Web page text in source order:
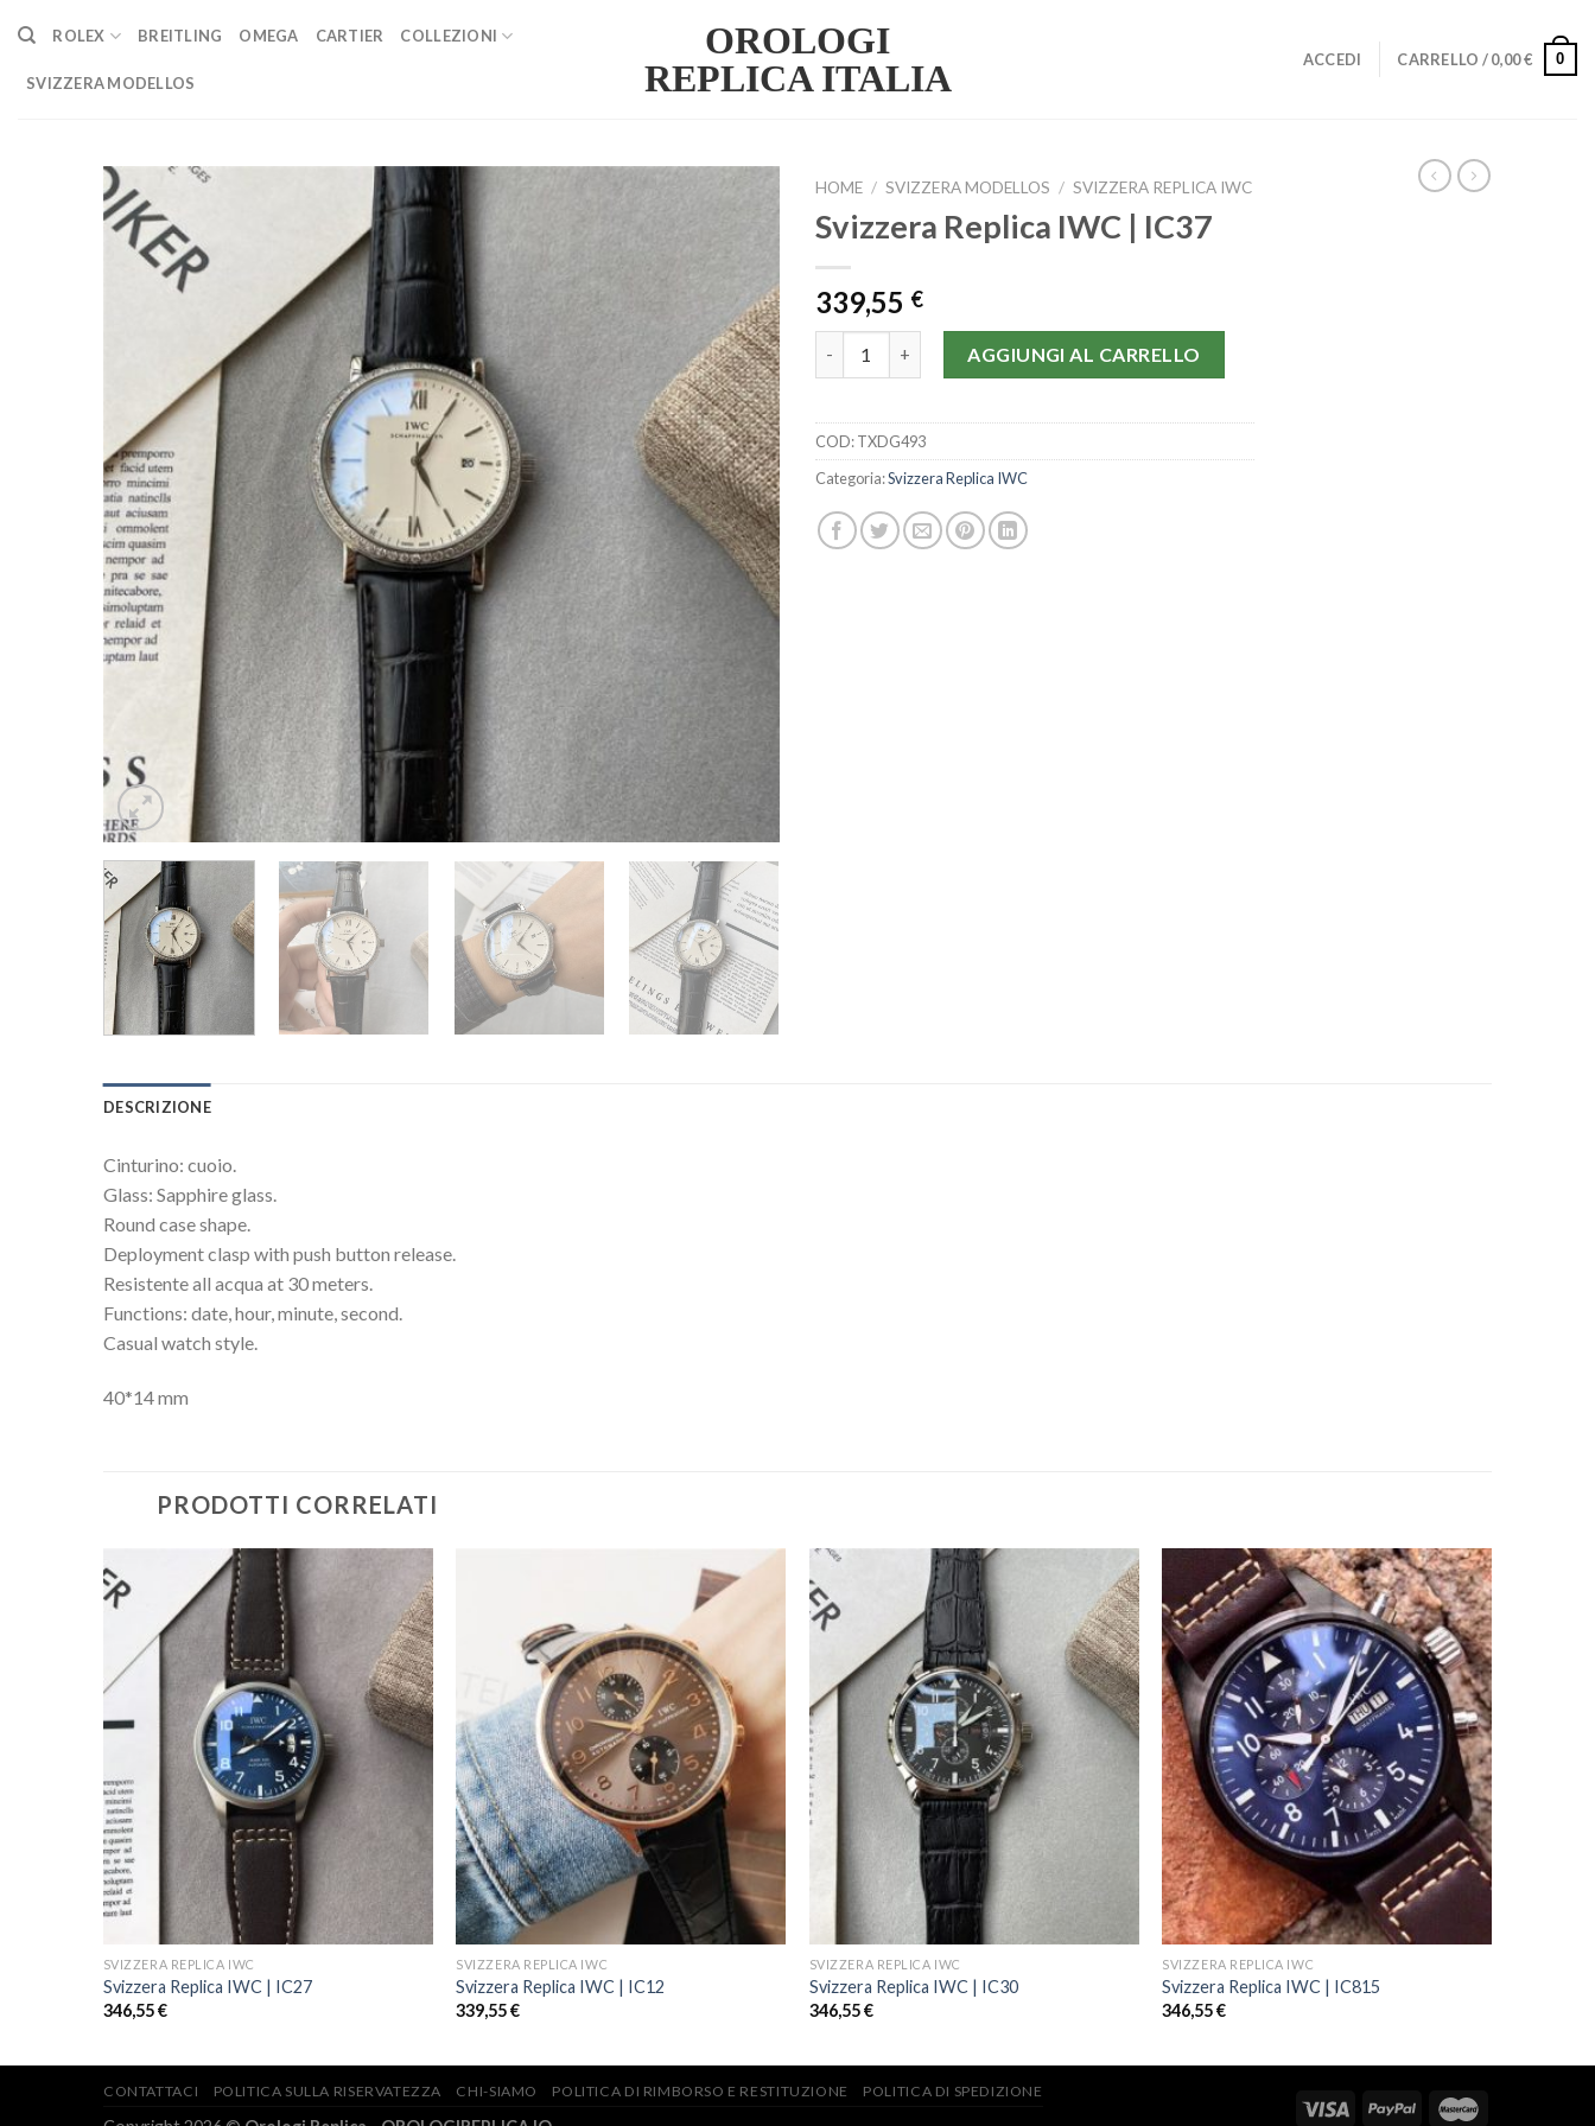
content
OROLOGI
REPLICA ITALIA
ROLEX BREITLING OMEGA CARTIER COLLEZIONI
SVIZZERA MODELLOS
ACCEDI CARRELLO /0,00€ 0
HOME / SVIZZERA MODELLOS / SVIZZERA REPLICA IWC
Svizzera Replica IWC | IC37
339,55 €
AGGIUNGI AL CARRELLO
COD:TXDG493
Categoria:Svizzera Replica IWC
DESCRIZIONE
Cinturino: cuoio.
Glass: Sapphire glass.
Round case shape.
Deployment clasp with push button release.
Resistente all acqua at 30 meters.
Functions: date, hour, minute, second.
Casual watch style.
40*14 mm
PRODOTTI CORRELATI
SVIZZERA REPLICA IWC
Svizzera Replica IWC | IC27
346,55€
SVIZZERA REPLICA IWC
Svizzera Replica IWC | IC12
339,55€
SVIZZERA REPLICA IWC
Svizzera Replica IWC | IC30
346,55€
SVIZZERA REPLICA IWC
Svizzera Replica IWC | IC815
346,55€
CONTATTACI POLITICA SULLA RISERVATEZZA CHI-SIAMO POLITICA DI RIMBORSO E RESTITUZIONE POLITICA DI SPEDIZIONE